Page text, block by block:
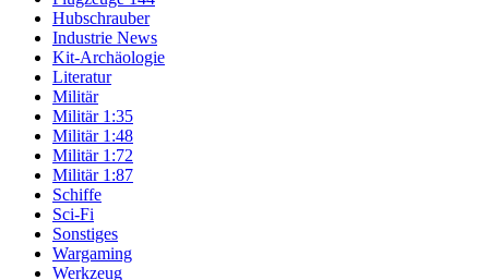
Hubschrauber
Industrie News
Kit-Archäologie
Literatur
Militär
Militär 1:35
Militär 1:48
Militär 1:72
Militär 1:87
Schiffe
Sci-Fi
Sonstiges
Wargaming
Werkzeug